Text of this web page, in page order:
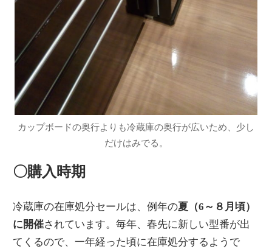
カップボードの奥行よりも冷蔵庫の奥行が広いため、少し
だけはみでる。
〇購入時期
冷蔵庫の在庫処分セールは、例年の夏（6～８月頃）
に開催されています。毎年、春先に新しい型番が出
てくるので、一年経った頃に在庫処分するようで